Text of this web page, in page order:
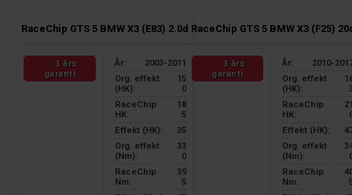
RaceChip GTS 5 BMW X3 (E83) 2.0d
3 års
garanti
År:
2003-2011
Org. effekt
(HK):
15
0
RaceChip
HK:
18
5
Effekt (HK):
35
Org. effekt
(Nm):
33
0
RaceChip
Nm:
39
5
RaceChip GTS 5 BMW X3 (F25)
3 års
garanti
År:
2010-
Org. effekt
(HK):
RaceChip
HK:
Effekt (HK):
Org. effekt
(Nm):
RaceChip
Nm: